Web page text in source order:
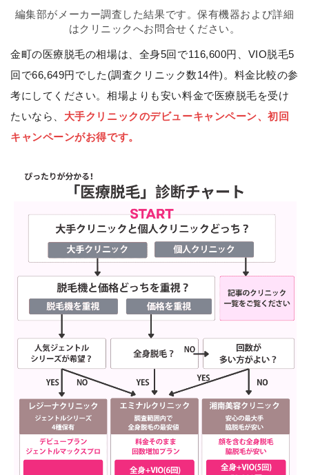
編集部がメーカー調査した結果です。保有機器および詳細
はクリニックへお問合せください。
金町の医療脱毛の相場は、全身5回で116,600円、VIO脱毛5
回で66,649円でした(調査クリニック数14件)。料金比較の参
考にしてください。相場よりも安い料金で医療脱毛を受け
たいなら、 大手クリニックのデビューキャンペーン、初回
キャンペーンがお得です。